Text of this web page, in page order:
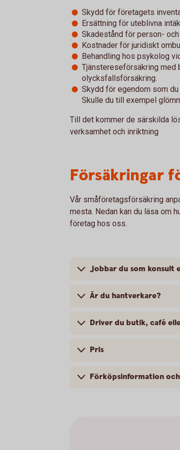
Skydd för företagets
Ersättning för uteblivna
Skadestånd för person-
Kostnader för juridiskt
Behandling hos psykolog
Tjänstereseförsäkring med
olycksfallsförsäkring.
Skydd för egendom som
Skulle du till exempel
Till det kommer de särskilda
verksamhet och inriktning
Försäkringar
Vår småföretagsförsäkring
mesta. Nedan kan du läsa om
företag hos oss.
Jobbar du som konsult
Är du hantverkare?
Driver du butik, café
Pris
Förköpsinformation och